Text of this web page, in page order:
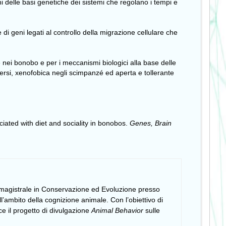
basi genetiche dei sistemi che regolano i tempi e
geni legati al controllo della migrazione cellulare che
bonobo e per i meccanismi biologici alla base delle
xenofobica negli scimpanzé ed aperta e tollerante
with diet and sociality in bonobos. Genes, Brain
in Conservazione ed Evoluzione presso
della cognizione animale. Con l’obiettivo di
il progetto di divulgazione Animal Behavior sulle